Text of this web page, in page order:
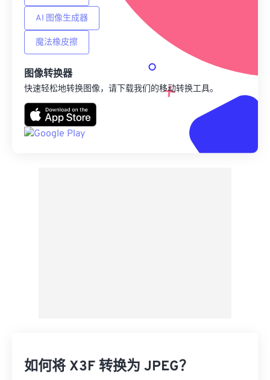
AI 图像生成器
魔法橡皮擦
图像转换器
快速轻松地转换图像，请下载我们的移动转换工具。
如何将 X3F 转换为 JPEG？